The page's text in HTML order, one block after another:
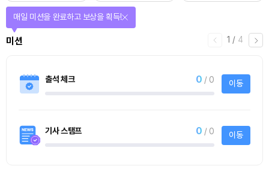
1 / 4
미션
매일 미션을 완료하고 보상을 획득!
출석 체크 0 / 0 이동
기사 스탬프 0 / 0 이동